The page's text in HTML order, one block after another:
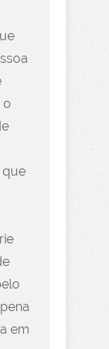
o
que
em